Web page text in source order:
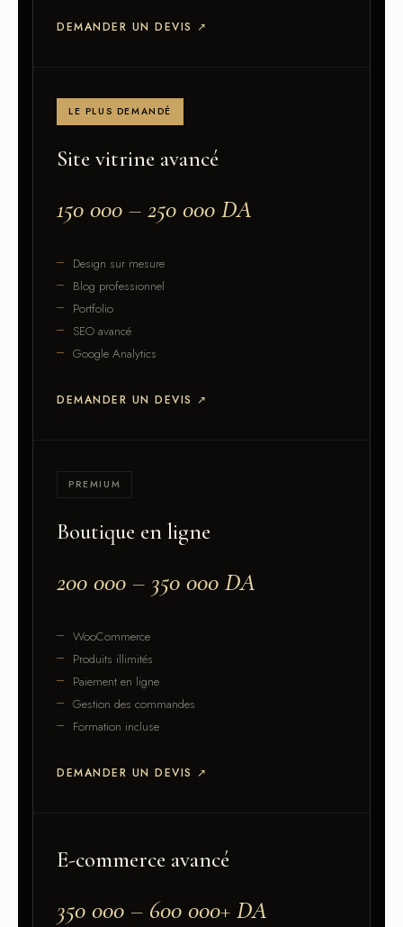
DEMANDER UN DEVIS ↗
LE PLUS DEMANDÉ
Site vitrine avancé
150 000 – 250 000 DA
Design sur mesure
Blog professionnel
Portfolio
SEO avancé
Google Analytics
DEMANDER UN DEVIS ↗
PREMIUM
Boutique en ligne
200 000 – 350 000 DA
WooCommerce
Produits illimités
Paiement en ligne
Gestion des commandes
Formation incluse
DEMANDER UN DEVIS ↗
E-commerce avancé
350 000 – 600 000+ DA